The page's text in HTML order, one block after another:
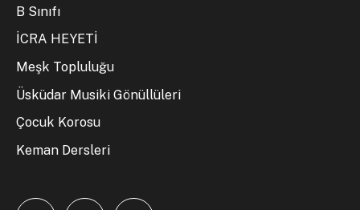
B Sınıfı
İCRA HEYETİ
Meşk Topluluğu
Üsküdar Musiki Gönüllüleri
Çocuk Korosu
Keman Dersleri